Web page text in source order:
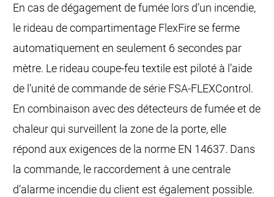
En cas de dégagement de fumée lors d’un incendie,
le rideau de compartimentage FlexFire se ferme
automatiquement en seulement 6 secondes par
mètre. Le rideau coupe-feu textile est piloté à l’aide
de l’unité de commande de série FSA-FLEXControl.
En combinaison avec des détecteurs de fumée et de
chaleur qui surveillent la zone de la porte, elle
répond aux exigences de la norme EN 14637. Dans
la commande, le raccordement à une centrale
d’alarme incendie du client est également possible.